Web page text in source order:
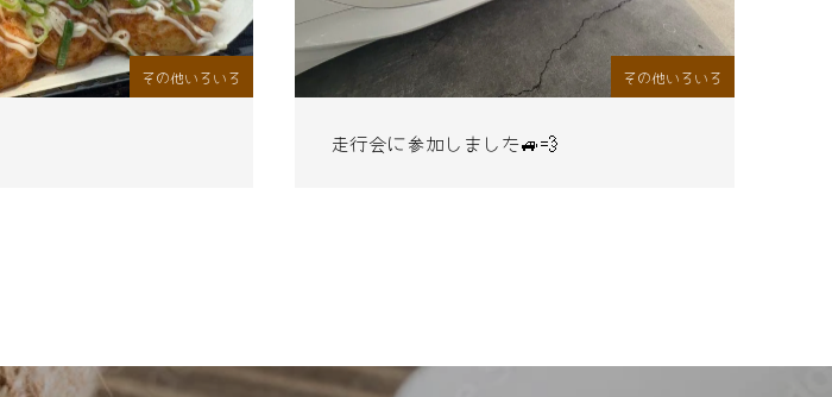
その他いろいろ その他いろいろ
走行会に参加しました🚙💨